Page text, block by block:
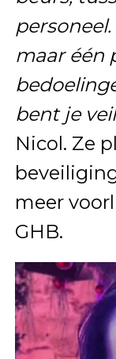
maar één
bent je
Nicol. Ze
meer
GHB.